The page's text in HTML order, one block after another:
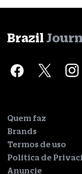
Brazil
Quem faz
Brands
Termos de uso
Política de
Anuncie